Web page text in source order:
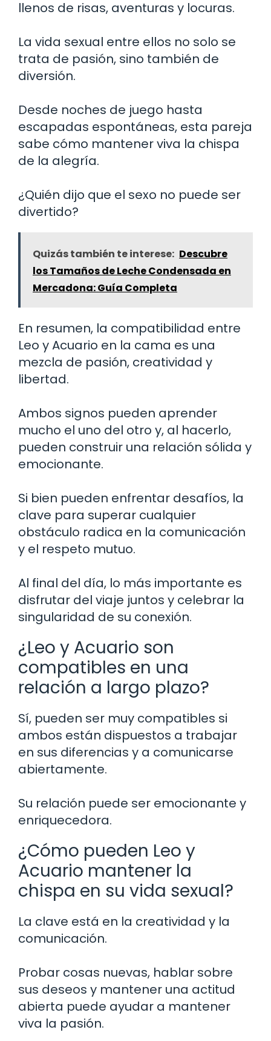
llenos de risas, aventuras y locuras.
La vida sexual entre ellos no solo se
trata de pasión, sino también de
diversión.
Desde noches de juego hasta
escapadas espontáneas, esta pareja
sabe cómo mantener viva la chispa
de la alegría.
¿Quién dijo que el sexo no puede ser
divertido?
Quizás también te interese: Descubre
los Tamaños de Leche Condensada en
Mercadona: Guía Completa
En resumen, la compatibilidad entre
Leo y Acuario en la cama es una
mezcla de pasión, creatividad y
libertad.
Ambos signos pueden aprender
mucho el uno del otro y, al hacerlo,
pueden construir una relación sólida y
emocionante.
Si bien pueden enfrentar desafíos, la
clave para superar cualquier
obstáculo radica en la comunicación
y el respeto mutuo.
Al final del día, lo más importante es
disfrutar del viaje juntos y celebrar la
singularidad de su conexión.
¿Leo y Acuario son
compatibles en una
relación a largo plazo?
Sí, pueden ser muy compatibles si
ambos están dispuestos a trabajar
en sus diferencias y a comunicarse
abiertamente.
Su relación puede ser emocionante y
enriquecedora.
¿Cómo pueden Leo y
Acuario mantener la
chispa en su vida sexual?
La clave está en la creatividad y la
comunicación.
Probar cosas nuevas, hablar sobre
sus deseos y mantener una actitud
abierta puede ayudar a mantener
viva la pasión.